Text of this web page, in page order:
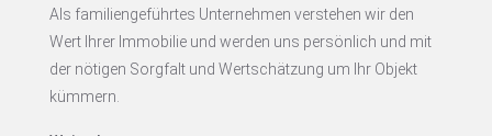
Als familiengeführtes Unternehmen verstehen wir den
Wert Ihrer Immobilie und werden uns persönlich und mit
der nötigen Sorgfalt und Wertschätzung um Ihr Objekt
kümmern.